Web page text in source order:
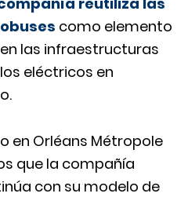
como elemento
las infraestructuras
eléctricos en
en Orléans Métropole
que la compañía
con su modelo de